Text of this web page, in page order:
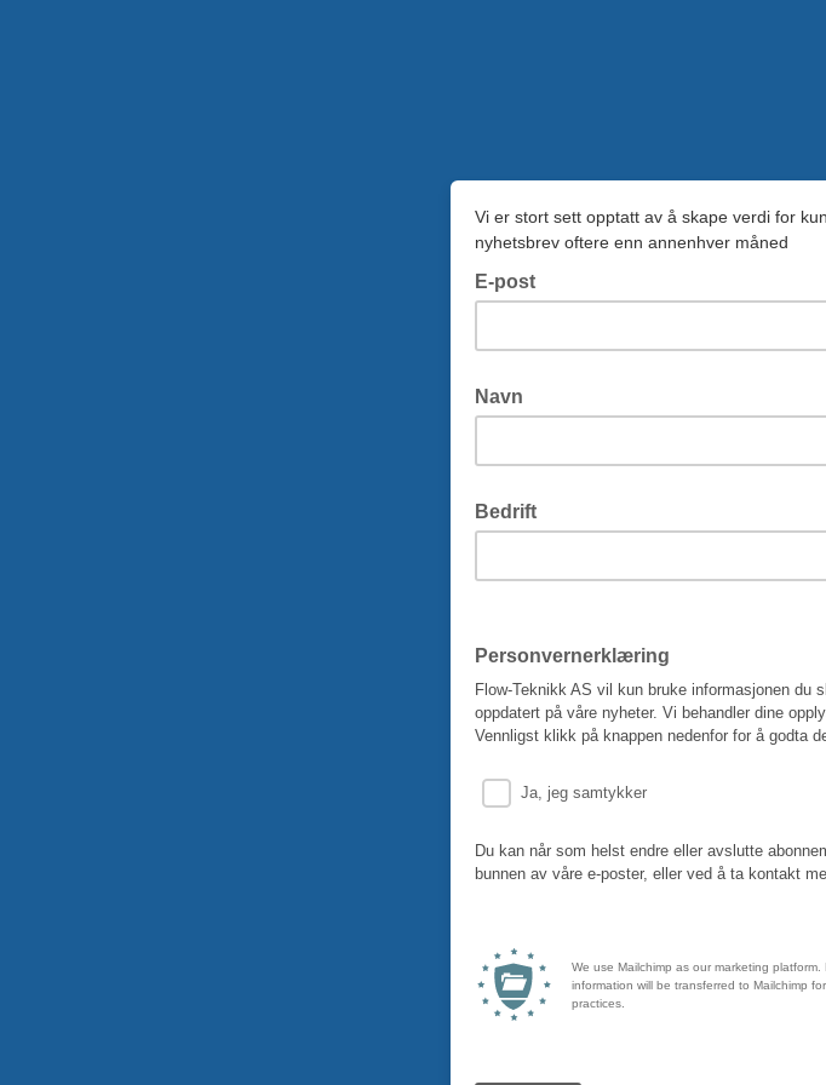
Vi er stort sett opptatt av å skape verdi for
nyhetsbrev oftere enn annenhver måned
E-post
Navn
Bedrift
Personvernerklæring
Flow-Teknikk AS vil kun bruke informasjonen du
oppdatert på våre nyheter. Vi behandler dine
Vennligst klikk på knappen nedenfor for å godta
Ja, jeg samtykker
Du kan når som helst endre eller avslutte
bunnen av våre e-poster, eller ved å ta kontakt
We use Mailchimp as our marketing
information will be transferred to Mailchimp
practices.